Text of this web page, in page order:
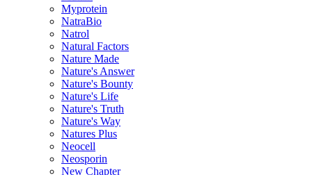
Myprotein
NatraBio
Natrol
Natural Factors
Nature Made
Nature's Answer
Nature's Bounty
Nature's Life
Nature's Truth
Nature's Way
Natures Plus
Neocell
Neosporin
New Chapter